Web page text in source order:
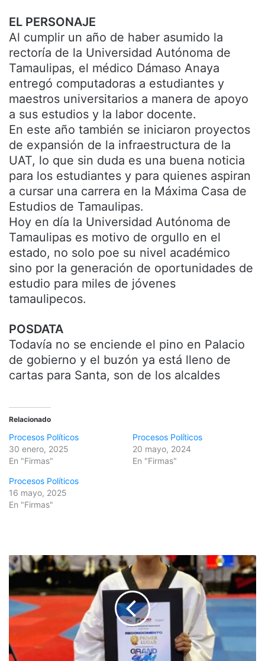
EL PERSONAJE
Al cumplir un año de haber asumido la
rectoría de la Universidad Autónoma de
Tamaulipas, el médico Dámaso Anaya
entregó computadoras a estudiantes y
maestros universitarios a manera de apoyo
a sus estudios y la labor docente.
En este año también se iniciaron proyectos
de expansión de la infraestructura de la
UAT, lo que sin duda es una buena noticia
para los estudiantes y para quienes aspiran
a cursar una carrera en la Máxima Casa de
Estudios de Tamaulipas.
Hoy en día la Universidad Autónoma de
Tamaulipas es motivo de orgullo en el
estado, no solo poe su nivel académico
sino por la generación de oportunidades de
estudio para miles de jóvenes
tamaulipecos.
POSDATA
Todavía no se enciende el pino en Palacio
de gobierno y el buzón ya está lleno de
cartas para Santa, son de los alcaldes
Relacionado
Procesos Políticos
30 enero, 2025
En "Firmas"
Procesos Políticos
20 mayo, 2024
En "Firmas"
Procesos Políticos
16 mayo, 2025
En "Firmas"